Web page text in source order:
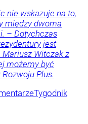
nie wskazuje na to,
między dwoma
– Dotychczas
jest
Witczak z
możemy być
Plus.
Tygodnik